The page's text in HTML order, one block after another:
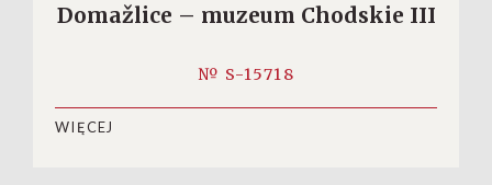
Domažlice – muzeum Chodskie III
№ S-15718
WIĘCEJ